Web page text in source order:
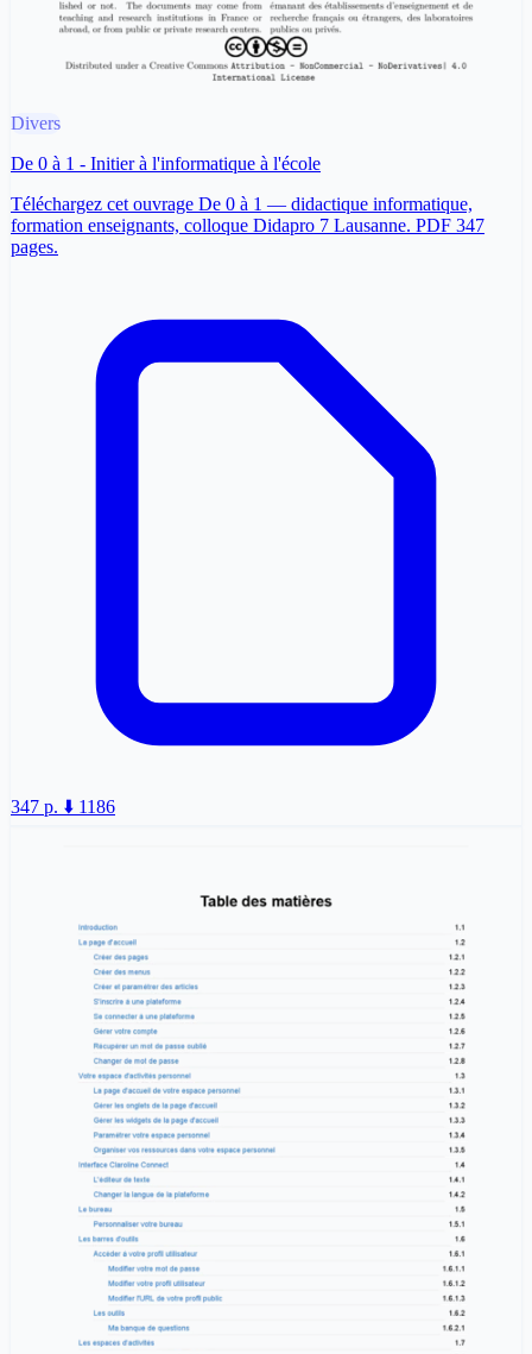
Divers
De 0 à 1 - Initier à l'informatique à l'école
Téléchargez cet ouvrage De 0 à 1 — didactique informatique,
formation enseignants, colloque Didapro 7 Lausanne. PDF 347
pages.
347 p. ⬇️ 1186